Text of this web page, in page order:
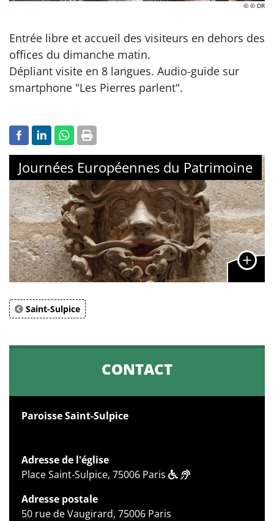
© © DR
Entrée libre et accueil des visiteurs en dehors des
offices du dimanche matin.
Dépliant visite en 8 langues. Audio-guide sur
smartphone "Les Pierres parlent".
Journées Européennes du Patrimoine
Saint-Sulpice
CONTACT
Paroisse Saint-Sulpice
Adresse de l'église
Place Saint-Sulpice, 75006 Paris
Adresse postale
50 rue de Vaugirard, 75006 Paris